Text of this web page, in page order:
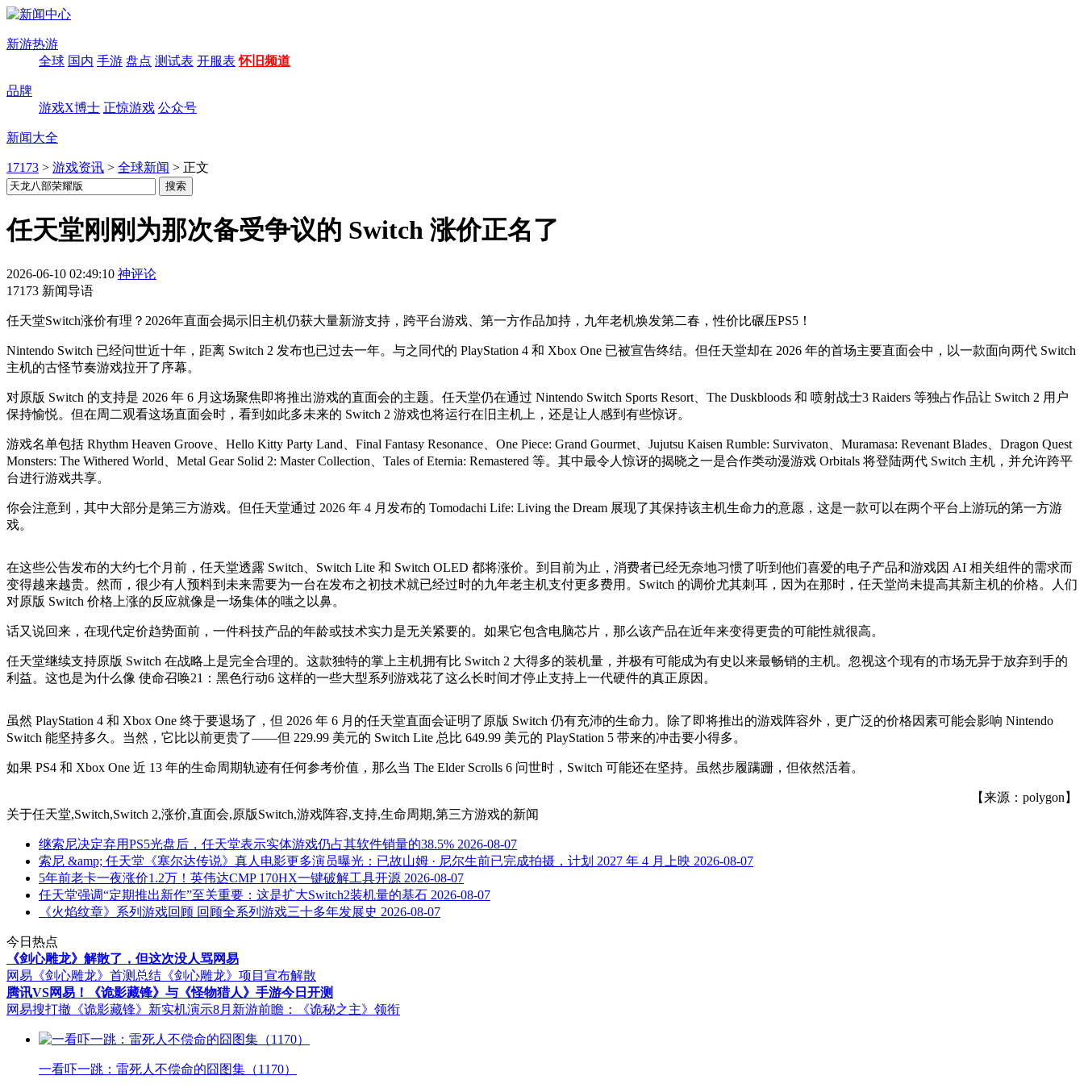
新游热游
全球 国内 手游 盘点 测试表 开服表 怀旧频道
品牌
游戏X博士 正惊游戏 公众号
新闻大全
17173 > 游戏资讯 > 全球新闻 > 正文
任天堂刚刚为那次备受争议的 Switch 涨价正名了
2026-06-10 02:49:10 神评论
17173 新闻导语
任天堂Switch涨价有理？2026年直面会揭示旧主机仍获大量新游支持，跨平台游戏、第一方作品加持，九年老机焕发第二春，性价比碾压PS5！
Nintendo Switch 已经问世近十年，距离 Switch 2 发布也已过去一年。与之同代的 PlayStation 4 和 Xbox One 已被宣告终结。但任天堂却在 2026 年的首场主要直面会中，以一款面向两代 Switch
主机的古怪节奏游戏拉开了序幕。
对原版 Switch 的支持是 2026 年 6 月这场聚焦即将推出游戏的直面会的主题。任天堂仍在通过 Nintendo Switch Sports Resort、The Duskbloods 和 喷射战士3 Raiders 等独占作品让 Switch 2 用户
保持愉悦。但在周二观看这场直面会时，看到如此多未来的 Switch 2 游戏也将运行在旧主机上，还是让人感到有些惊讶。
游戏名单包括 Rhythm Heaven Groove、Hello Kitty Party Land、Final Fantasy Resonance、One Piece: Grand Gourmet、Jujutsu Kaisen Rumble: Survivaton、Muramasa: Revenant Blades、Dragon Quest
Monsters: The Withered World、Metal Gear Solid 2: Master Collection、Tales of Eternia: Remastered 等。其中最令人惊讶的揭晓之一是合作类动漫游戏 Orbitals 将登陆两代 Switch 主机，并允许跨平
台进行游戏共享。
你会注意到，其中大部分是第三方游戏。但任天堂通过 2026 年 4 月发布的 Tomodachi Life: Living the Dream 展现了其保持该主机生命力的意愿，这是一款可以在两个平台上游玩的第一方游
戏。
在这些公告发布的大约七个月前，任天堂透露 Switch、Switch Lite 和 Switch OLED 都将涨价。到目前为止，消费者已经无奈地习惯了听到他们喜爱的电子产品和游戏因 AI 相关组件的需求而
变得越来越贵。然而，很少有人预料到未来需要为一台在发布之初技术就已经过时的九年老主机支付更多费用。Switch 的调价尤其刺耳，因为在那时，任天堂尚未提高其新主机的价格。人们
对原版 Switch 价格上涨的反应就像是一场集体的嗤之以鼻。
话又说回来，在现代定价趋势面前，一件科技产品的年龄或技术实力是无关紧要的。如果它包含电脑芯片，那么该产品在近年来变得更贵的可能性就很高。
任天堂继续支持原版 Switch 在战略上是完全合理的。这款独特的掌上主机拥有比 Switch 2 大得多的装机量，并极有可能成为有史以来最畅销的主机。忽视这个现有的市场无异于放弃到手的
利益。这也是为什么像 使命召唤21：黑色行动6 这样的一些大型系列游戏花了这么长时间才停止支持上一代硬件的真正原因。
虽然 PlayStation 4 和 Xbox One 终于要退场了，但 2026 年 6 月的任天堂直面会证明了原版 Switch 仍有充沛的生命力。除了即将推出的游戏阵容外，更广泛的价格因素可能会影响 Nintendo
Switch 能坚持多久。当然，它比以前更贵了——但 229.99 美元的 Switch Lite 总比 649.99 美元的 PlayStation 5 带来的冲击要小得多。
如果 PS4 和 Xbox One 近 13 年的生命周期轨迹有任何参考价值，那么当 The Elder Scrolls 6 问世时，Switch 可能还在坚持。虽然步履蹒跚，但依然活着。
【来源：polygon】
关于任天堂,Switch,Switch 2,涨价,直面会,原版Switch,游戏阵容,支持,生命周期,第三方游戏的新闻
继索尼决定弃用PS5光盘后，任天堂表示实体游戏仍占其软件销量的38.5% 2026-08-07
索尼 &amp; 任天堂《塞尔达传说》真人电影更多演员曝光：已故山姆 · 尼尔生前已完成拍摄，计划 2027 年 4 月上映 2026-08-07
5年前老卡一夜涨价1.2万！英伟达CMP 170HX一键破解工具开源 2026-08-07
任天堂强调“定期推出新作”至关重要：这是扩大Switch2装机量的基石 2026-08-07
《火焰纹章》系列游戏回顾 回顾全系列游戏三十多年发展史 2026-08-07
今日热点
《剑心雕龙》解散了，但这次没人骂网易
网易《剑心雕龙》首测总结 《剑心雕龙》项目宣布解散
腾讯VS网易！《诡影藏锋》与《怪物猎人》手游今日开测
网易搜打撤《诡影藏锋》新实机演示8月新游前瞻：《诡秘之主》领衔
一看吓一跳：雷死人不偿命的囧图集（1170）